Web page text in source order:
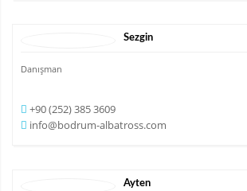
Sezgin
Danışman
+90 (252) 385 3609
info@bodrum-albatross.com
Ayten